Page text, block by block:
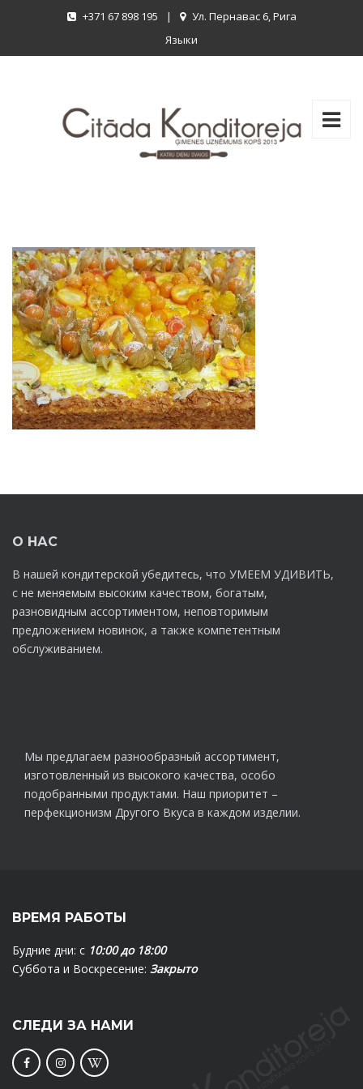
+371 67 898 195 |
Ул. Пернавас 6, Рига
Языки
О НАС
В нашей кондитерской убедитесь, что УМЕЕМ УДИВИТЬ,
с не меняемым высоким качеством, богатым,
разновидным ассортиментом, неповторимым
предложением новинок, а также компетентным
обслуживанием.
Мы предлагаем разнообразный ассортимент,
изготовленный из высокого качества, особо
подобранными продуктами. Наш приоритет –
перфекционизм Другого Вкуса в каждом изделии.
ВРЕМЯ РАБОТЫ
Будние дни: с 10:00 до 18:00
Суббота и Воскресение: Закрыто
СЛЕДИ ЗА НАМИ